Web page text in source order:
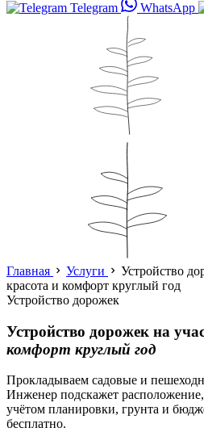
Telegram
WhatsApp
Главная Услуги
Устройство
красота и комфорт круглый год
Устройство дорожек
Устройство дорожек на
комфорт круглый год
Прокладываем садовые и
Инженер подскажет
учётом планировки, грунта и
бесплатно.